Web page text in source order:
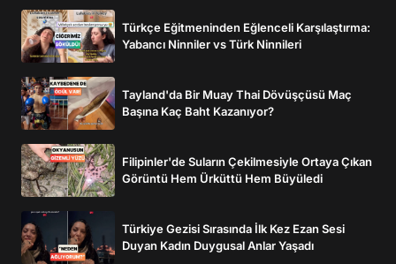
Türkçe Eğitmeninden Eğlenceli Karşılaştırma:
Yabancı Ninniler vs Türk Ninnileri
Tayland'da Bir Muay Thai Dövüşçüsü Maç
Başına Kaç Baht Kazanıyor?
Filipinler'de Suların Çekilmesiyle Ortaya Çıkan
Görüntü Hem Ürküttü Hem Büyüledi
Türkiye Gezisi Sırasında İlk Kez Ezan Sesi
Duyan Kadın Duygusal Anlar Yaşadı